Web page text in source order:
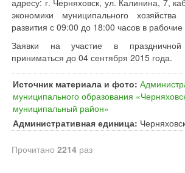
адресу: г. Черняховск, ул. Калинина, 7,
экономики муниципального хозяйства
развития с 09:00 до 18:00 часов в
Заявки на участие в праздничной
приниматься до 04 сентября 2015 года.
Источник материала и фото:
муниципального образования
муниципальный район»
Административная единица:
Прочитано 2214 раз